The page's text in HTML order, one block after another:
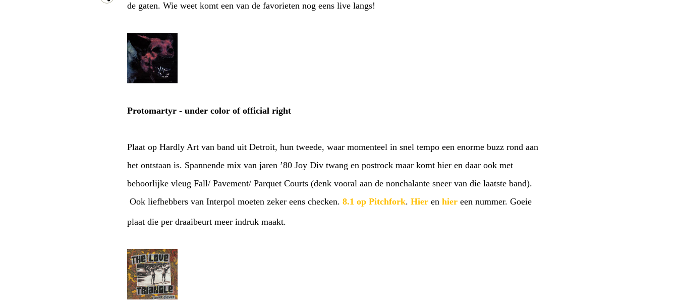
de gaten. Wie weet komt een van de favorieten nog eens live langs!
Protomartyr - under color of official right
Plaat op Hardly Art van band uit Detroit, hun tweede, waar momenteel in snel tempo een enorme buzz rond aan
het ontstaan is. Spannende mix van jaren ’80 Joy Div twang en postrock maar komt hier en daar ook met
behoorlijke vleug Fall/ Pavement/ Parquet Courts (denk vooral aan de nonchalante sneer van die laatste band).
Ook liefhebbers van Interpol moeten zeker eens checken. 8.1 op Pitchfork. Hier en hier een nummer. Goeie
plaat die per draaibeurt meer indruk maakt.